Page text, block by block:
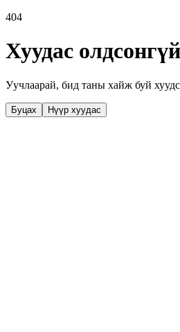
404
Хуудас олдсонгүй
Уучлаарай, бид таны хайж буй
Буцах Нүүр хуудас